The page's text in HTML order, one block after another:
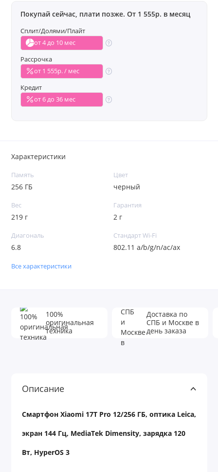
Покупай сейчас, плати позже. От 1 555р. в месяц
Сплит/Долями/Плайт
от 4 до 10 мес
Рассрочка
от 1 555р. / мес
Кредит
от 6 до 36 мес
Характеристики
Память
256 ГБ
Цвет
черный
Вес
219 г
Гарантия
2 г
Диагональ
6.8
Стандарт Wi-Fi
802.11 a/b/g/n/ac/ax
Все характеристики
100%
оригинальная
техника
Доставка по
СПБ и Москве в
день заказа
Описание
Смартфон Xiaomi 17T Pro 12/256 ГБ, оптика Leica,
экран 144 Гц, MediaTek Dimensity, зарядка 120
Вт, HyperOS 3